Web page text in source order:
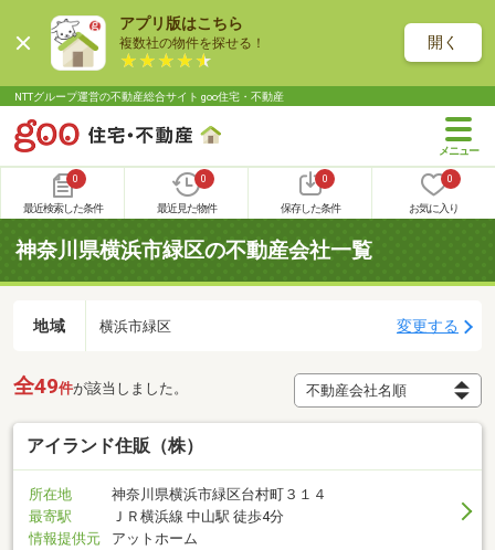
アプリ版はこちら
複数社の物件を探せる！ 開く
NTTグループ運営の不動産総合サイト goo住宅・不動産
0
最近検索した条件
0
最近見た物件
0
保存した条件
0
お気に入り
神奈川県横浜市緑区の不動産会社一覧
地域 横浜市緑区 変更する
全49件が該当しました。
アイランド住販（株）
所在地
神奈川県横浜市緑区台村町３１４
最寄駅
ＪＲ横浜線 中山駅 徒歩4分
情報提供元
アットホーム